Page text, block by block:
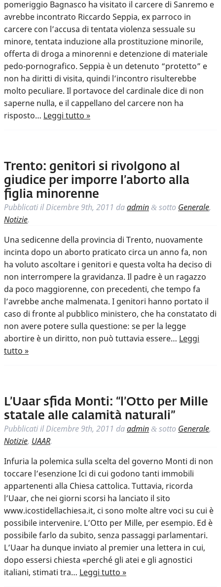
pomeriggio Bagnasco ha visitato il carcere di Sanremo e
avrebbe incontrato Riccardo Seppia, ex parroco in
carcere con l’accusa di tentata violenza sessuale su
minore, tentata induzione alla prostituzione minorile,
offerta di droga a minorenni e detenzione di materiale
pedo-pornografico. Seppia è un detenuto “protetto” e
non ha diritti di visita, quindi l’incontro risulterebbe
molto peculiare. Il portavoce del cardinale dice di non
saperne nulla, e il cappellano del carcere non ha
risposto… Leggi tutto »
Trento: genitori si rivolgono al
giudice per imporre l’aborto alla
figlia minorenne
Pubblicati ilDicembre 9th, 2011 daadmin & sotto Generale,
Notizie.
Una sedicenne della provincia di Trento, nuovamente
incinta dopo un aborto praticato circa un anno fa, non
ha voluto ascoltare i genitori e questa volta ha deciso di
non interrompere la gravidanza. Il padre è un ragazzo
da poco maggiorenne, con precedenti, che tempo fa
l’avrebbe anche malmenata. I genitori hanno portato il
caso di fronte al pubblico ministero, che ha constatato di
non avere potere sulla questione: se per la legge
abortire è un diritto, non può tuttavia essere… Leggi
tutto »
L’Uaar sfida Monti: “l’Otto per Mille
statale alle calamità naturali”
Pubblicati ilDicembre 9th, 2011 daadmin & sotto Generale,
Notizie, UAAR.
Infuria la polemica sulla scelta del governo Monti di non
toccare l’esenzione Ici di cui godono tanti immobili
appartenenti alla Chiesa cattolica. Tuttavia, ricorda
l’Uaar, che nei giorni scorsi ha lanciato il sito
www.icostidellachiesa.it, ci sono molte altre voci su cui è
possibile intervenire. L’Otto per Mille, per esempio. Ed è
possibile farlo da subito, senza passaggi parlamentari.
L’Uaar ha dunque inviato al premier una lettera in cui,
dopo essersi chiesta «perché gli atei e gli agnostici
italiani, stimati tra… Leggi tutto »